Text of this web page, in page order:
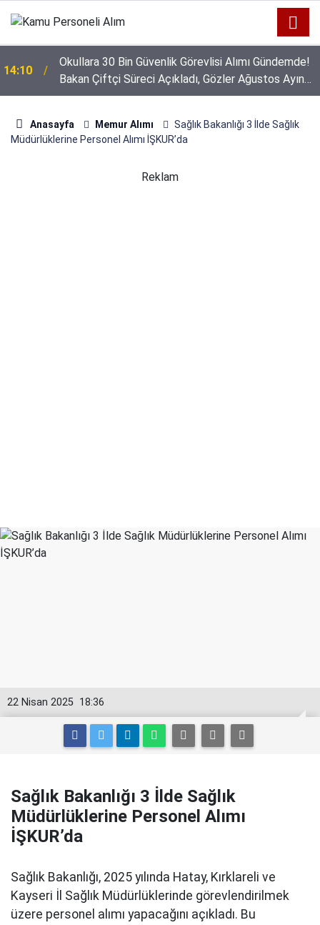
14:10
Okullara 30 Bin Güvenlik Görevlisi Alımı Gündemde!
Bakan Çiftçi Süreci Açıkladı, Gözler Ağustos Ayına
Çevrildi
Anasayfa Memur Alımı
Sağlık Bakanlığı 3 İlde Sağlık
Müdürlüklerine Personel Alımı İŞKUR’da
Reklam
18:36
22 Nisan 2025
Sağlık Bakanlığı 3 İlde Sağlık
Müdürlüklerine Personel Alımı
İŞKUR’da
Sağlık Bakanlığı, 2025 yılında Hatay, Kırklareli ve
Kayseri İl Sağlık Müdürlüklerinde görevlendirilmek
üzere personel alımı yapacağını açıkladı. Bu